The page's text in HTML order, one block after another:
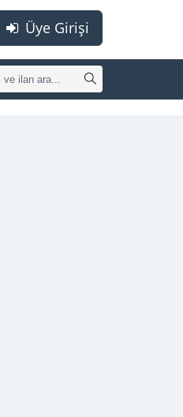
Üye Girişi